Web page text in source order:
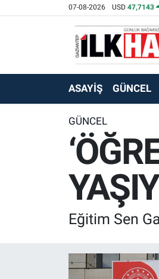
07-08-2026 USD47,7143
ASAYİŞ GÜNCEL
GÜNCEL
Eğitim Sen
EKONOMİ
SİYASET
SAĞLIK
TEKNOLOJİ
KÜLTÜR - SANAT
Beyoğlu Hava Durumu
Beyoğlu Trafik Yoğunluk
Süper Lig Puan Durumu ve
Tüm Manşetler
Son Dakika Haberleri
Haber Arşivi